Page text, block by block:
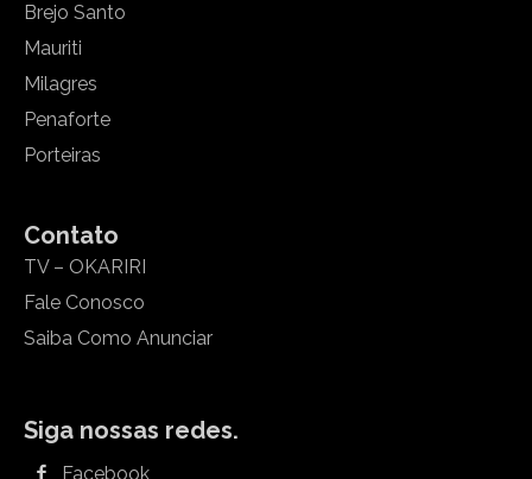
Brejo Santo
Mauriti
Milagres
Penaforte
Porteiras
Contato
TV – OKARIRI
Fale Conosco
Saiba Como Anunciar
Siga nossas redes.
Facebook